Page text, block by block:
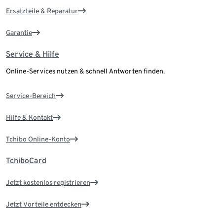
Ersatzteile & Reparatur
Garantie
Service & Hilfe
Online-Services nutzen & schnell Antworten finden.
Service-Bereich
Hilfe & Kontakt
Tchibo Online-Konto
TchiboCard
Jetzt kostenlos registrieren
Jetzt Vorteile entdecken